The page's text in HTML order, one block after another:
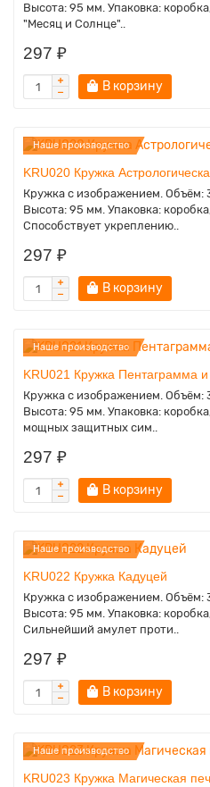
Высота: 95 мм. Упаковка:
"Месяц и Солнце"..
297 ₽
В корзину
Наше производство
KRU020 Кружка
Кружка с изображением. Объём:
Высота: 95 мм. Упаковка:
Способствует укреплению..
297 ₽
В корзину
Наше производство
KRU021 Кружка Пентаграмма
Кружка с изображением. Объём:
Высота: 95 мм. Упаковка:
мощных защитных сим..
297 ₽
В корзину
Наше производство
KRU022 Кружка Кадуцей
Кружка с изображением. Объём:
Высота: 95 мм. Упаковка:
Сильнейший амулет проти..
297 ₽
В корзину
Наше производство
KRU023 Кружка Магическая